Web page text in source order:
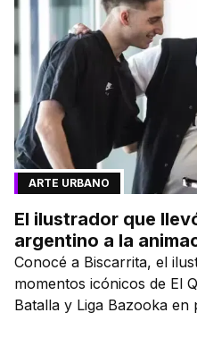
ARTE URBANO
El ilustrador que
argentino a la
Conocé a Biscarrita, el
momentos icónicos de El
Batalla y Liga Bazooka en